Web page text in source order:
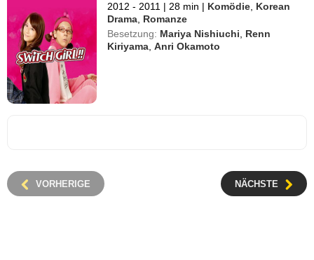
2012 - 2011 | 28 min | Komödie Korean
Drama Romanze
Besetzung: Mariya Nishiuchi
Renn
Kiriyama ,Anri Okamoto
VORHERIGE NÄCHSTE